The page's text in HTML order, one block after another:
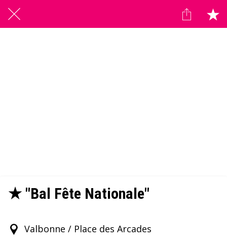
★ "Bal Fête Nationale"
Valbonne / Place des Arcades